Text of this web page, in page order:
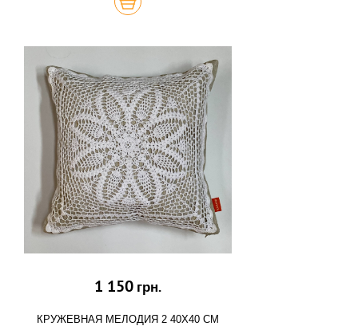
1 150 грн.
КРУЖЕВНАЯ МЕЛОДИЯ 2 40Х40 СМ